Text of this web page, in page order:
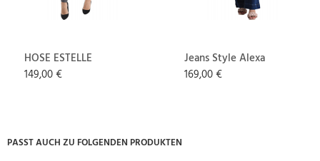
HOSE ESTELLE
149,00 €
Jeans Style Alexa
169,00 €
PASST AUCH ZU FOLGENDEN PRODUKTEN